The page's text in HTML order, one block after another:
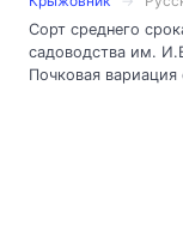
Сорт среднего
садоводства им.
Почковая вариация